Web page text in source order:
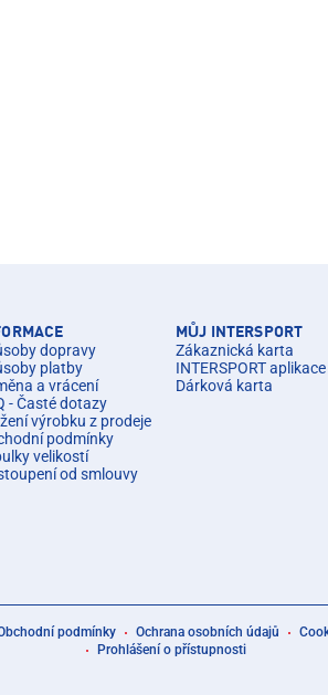
dopravy
platby
a vrácení
- Časté dotazy
výrobku z prodeje
podmínky
velikostí
od smlouvy
MŮJ INTERSPORT
Zákaznická karta
INTERSPORT aplikace
Dárková karta
podmínky Ochrana osobních údajů
Prohlášení o přístupnosti